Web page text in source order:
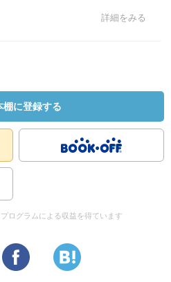
詳細をみる
棚に登録する
ログラムによる収益を得ています